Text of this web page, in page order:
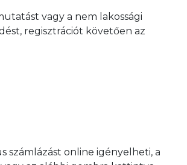
vagy a nem lakossági
regisztrációt követően az
számlázást online igényelheti, a